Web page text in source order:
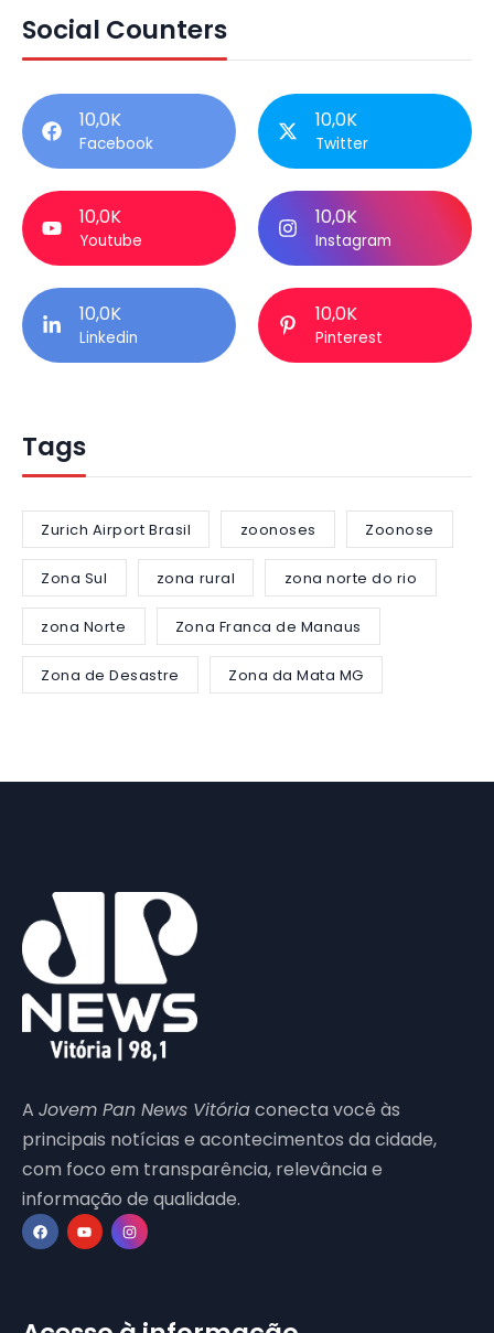
Social Counters
10,0K
Facebook
10,0K
Twitter
10,0K
Youtube
10,0K
Instagram
10,0K
Linkedin
10,0K
Pinterest
Tags
Zurich Airport Brasil zoonoses Zoonose
Zona Sul zona rural zona norte do rio
zona Norte Zona Franca de Manaus
Zona de Desastre Zona da Mata MG
A Jovem Pan News Vitóriaconecta você às
principais notícias e acontecimentos da cidade,
com foco em transparência, relevância e
informação de qualidade.